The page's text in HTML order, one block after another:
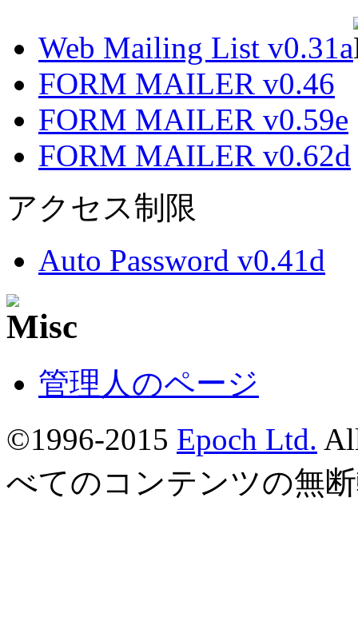
Web Mailing List v0.31a
FORM MAILER v0.46
FORM MAILER v0.59e
FORM MAILER v0.62d
アクセス制限
Auto Password v0.41d
管理人のページ
©1996-2015 Epoch Ltd.
べてのコンテンツの無